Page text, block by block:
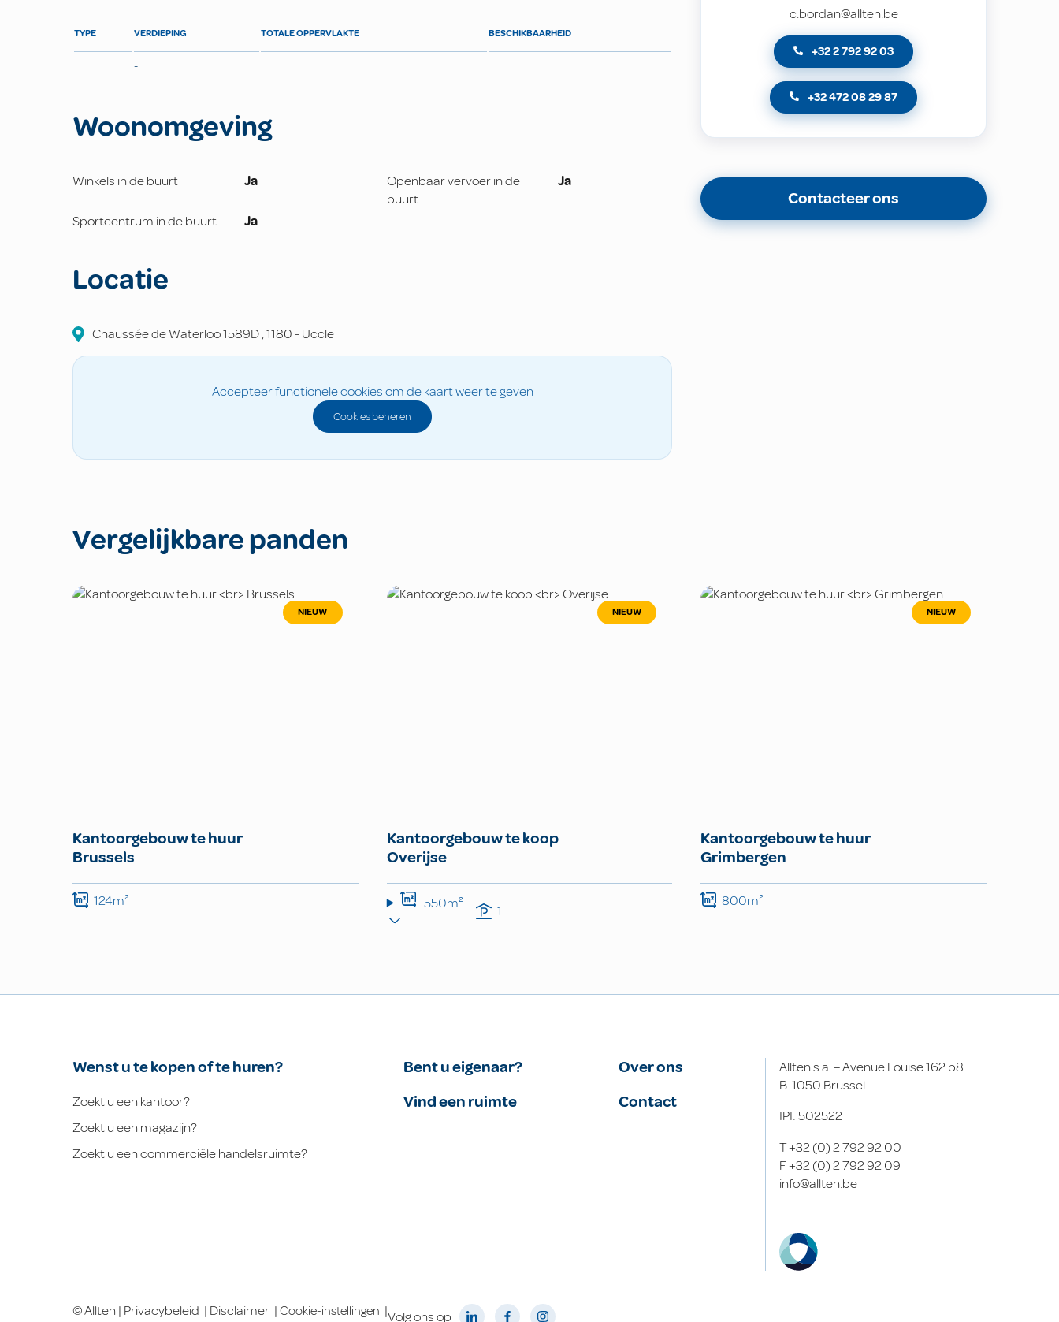
TYPE VERDIEPING TOTALE OPPERVLAKTE BESCHIKBAARHEID
-
Woonomgeving
Winkels in de buurt Ja
Openbaar vervoer in de
buurt
Ja
Sportcentrum in de buurt Ja
Locatie
Chaussée de Waterloo1589D,1180-Uccle
Accepteer functionele cookies om de kaart weer te geven
Cookies beheren
c.bordan@allten.be
+32 2 792 92 03
+32 472 08 29 87
Contacteer ons
Vergelijkbare panden
NIEUW
Kantoorgebouw te huur
Brussels
124m²
NIEUW
Kantoorgebouw te koop
Overijse
550m² 1
NIEUW
Kantoorgebouw te huur
Grimbergen
800m²
Wenst u te kopen of te huren?
Zoekt u een kantoor?
Zoekt u een magazijn?
Zoekt u een commerciële handelsruimte?
Bent u eigenaar?
Vind een ruimte
Over ons
Contact
Allten s.a. – Avenue Louise 162 b8
B-1050 Brussel
IPI: 502522
T+32 (0) 2 792 92 00
F+32 (0) 2 792 92 09
info@allten.be
© Allten | Privacybeleid | Disclaimer | Cookie-instellingen |Volg ons op